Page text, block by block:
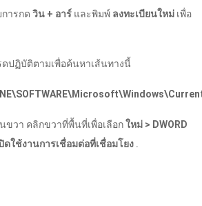
ารกด วิน + อาร์ และพิมพ์ ลงทะเบียนใหม่ เพื่อ
ปฏิบัติตามเพื่อค้นหาเส้นทางนี้
ขวา คลิกขวาที่พื้นที่เพื่อเลือกใหม่ > DWORD
ดใช้งานการเชื่อมต่อที่เชื่อมโยง .